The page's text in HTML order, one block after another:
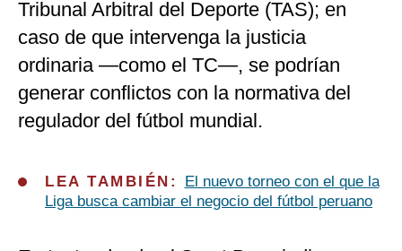
Tribunal Arbitral del Deporte (TAS); en
caso de que intervenga la justicia
ordinaria —como el TC—, se podrían
generar conflictos con la normativa del
regulador del fútbol mundial.
LEA TAMBIÉN:
El nuevo torneo con el que la
Liga busca cambiar el negocio del fútbol peruano